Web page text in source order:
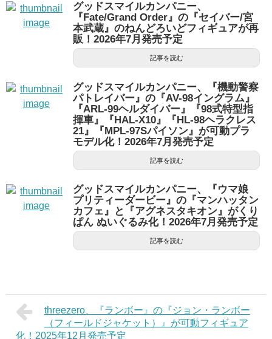
グッドスマイルカンパニー、
『Fate/Grand Order』の『セイバー/宮
本武蔵』のねんどろいどフィギュアが再
販！2026年7月発売予定
記事を読む
グッドスマイルカンパニー、『機動警察
パトレイバー』の『AV-98イングラム』
『ARL-99ヘルダイバー』『98式特型指
揮車』『HAL-X10』『HL-98ヘラクレス
21』『MPL-97Sパイソン』が可動プラ
モデル化！2026年7月発売予定
記事を読む
グッドスマイルカンパニー、『ウマ娘
プリティーダービー』の『マンハッタン
カフェ』と『アグネスタキオン』がくり
ぱん ぬいぐるみ化！2026年7月発売予定
記事を読む
threezero、『ランボー』の『ジョン・ランボー
（フィールドジャケット）』が可動フィギュア
化！2025年12月発売予定